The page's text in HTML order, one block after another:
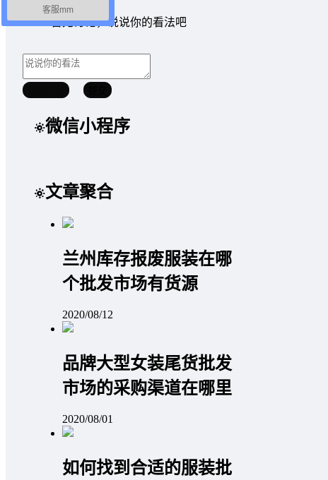
暂无讨论，说说你的看法吧
微信小程序
文章聚合
兰州库存报废服装在哪
个批发市场有货源
2020/08/12
品牌大型女装尾货批发
市场的采购渠道在哪里
2020/08/01
如何找到合适的服装批
客服mm